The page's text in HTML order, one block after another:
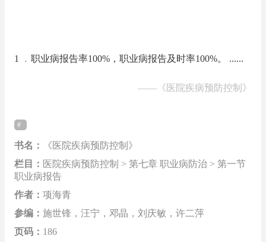
1 ﹒职业病报告率100%，职业病报告及时率100%。 ......
—— 《医院疾病预防控制》
书名：
《医院疾病预防控制》
栏目： 医院疾病预防控制 > 第七章 职业病防治 > 第一节
职业病报告
作者： 项海青
参编： 施世锋，汪宁，邓晶，刘庆敏，许二萍
页码： 186